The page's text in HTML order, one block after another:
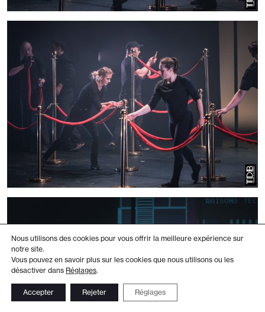
Nous utilisons des cookies pour vous offrir la meilleure expérience sur
notre site.
Vous pouvez en savoir plus sur les cookies que nous utilisons ou les
désactiver dans Réglages.
Accepter Rejeter Réglages